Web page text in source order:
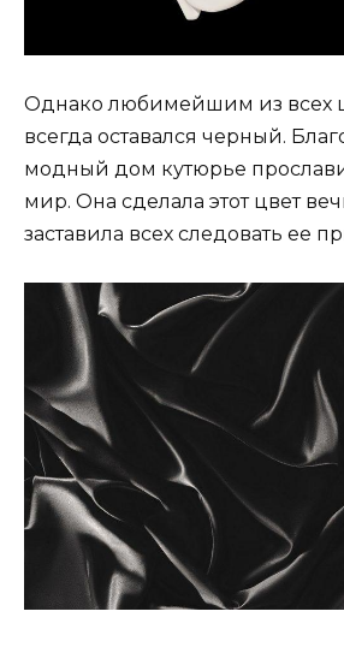
Однако любимейшим из всех
всегда оставался черный.
модный дом кутюрье
мир. Она сделала этот цвет
заставила всех следовать ее